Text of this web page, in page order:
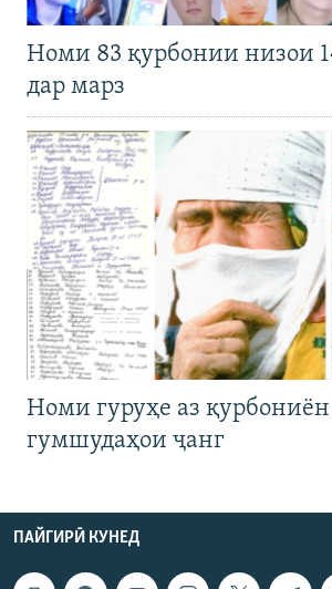
Номи 83 қурбонии низои
дар марз
Номи гуруҳе аз қурбониён
гумшудаҳои ҷанг
ПАЙГИРӢ КУНЕД